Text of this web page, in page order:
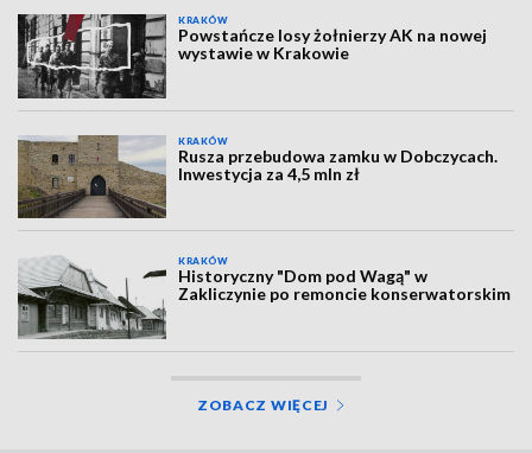
KRAKÓW
Powstańcze losy żołnierzy AK na nowej
wystawie w Krakowie
KRAKÓW
Rusza przebudowa zamku w Dobczycach.
Inwestycja za 4,5 mln zł
KRAKÓW
Historyczny "Dom pod Wagą" w
Zakliczynie po remoncie konserwatorskim
ZOBACZ WIĘCEJ